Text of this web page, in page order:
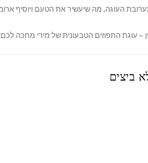
העוגה, מה שיעשיר את הטעם ויוסיף
– עוגת התפוזים הטבעונית של מירי מחכה לכם!
ביצים